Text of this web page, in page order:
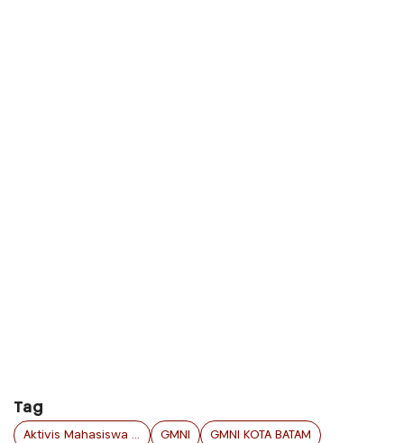
Tag
Aktivis Mahasiswa Kepulauan Riau GMNI GMNI KOTA BATAM